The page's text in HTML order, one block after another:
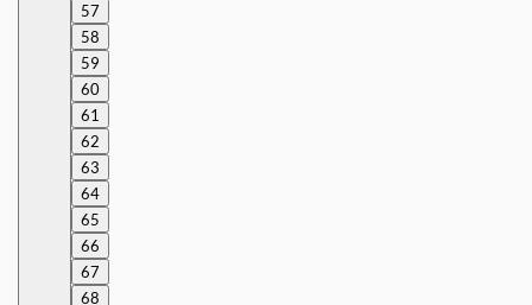
57
58
59
60
61
62
63
64
65
66
67
68